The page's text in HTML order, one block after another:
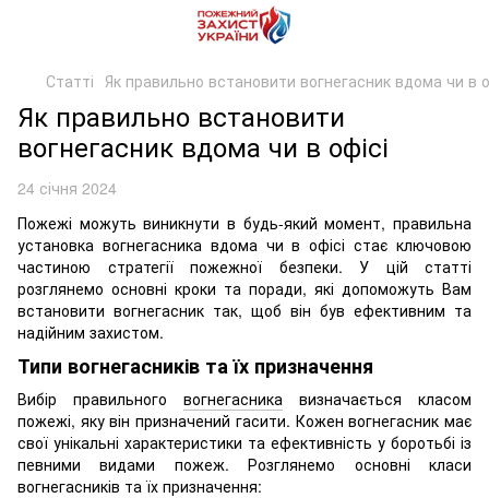
Статті Як правильно встановити вогнегасник вдома чи в
Як правильно встановити
вогнегасник вдома чи в офісі
24 січня 2024
Пожежі можуть виникнути в будь-який момент, правильна
установка вогнегасника вдома чи в офісі стає ключовою
частиною стратегії пожежної безпеки. У цій статті
розглянемо основні кроки та поради, які допоможуть Вам
встановити вогнегасник так, щоб він був ефективним та
надійним захистом.
Типи вогнегасників та їх призначення
Вибір правильного вогнегасника визначається класом
пожежі, яку він призначений гасити. Кожен вогнегасник має
свої унікальні характеристики та ефективність у боротьбі із
певними видами пожеж. Розглянемо основні класи
вогнегасників та їх призначення: